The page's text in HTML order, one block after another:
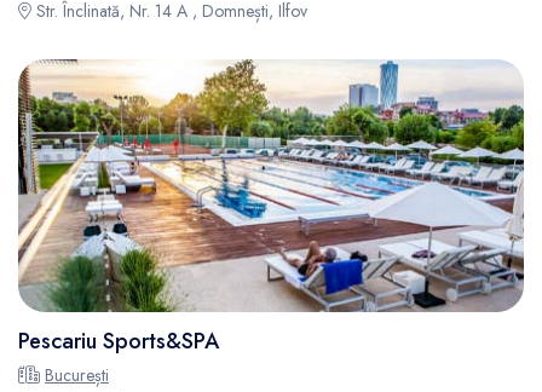
Str. Înclinată, Nr. 14 A , Domnești, Ilfov
Pescariu Sports&SPA
București